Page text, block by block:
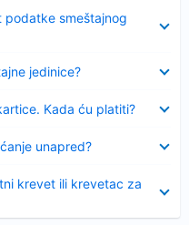
smeštajnog
jedinice?
Kada ću platiti?
unapred?
krevet ili krevetac za